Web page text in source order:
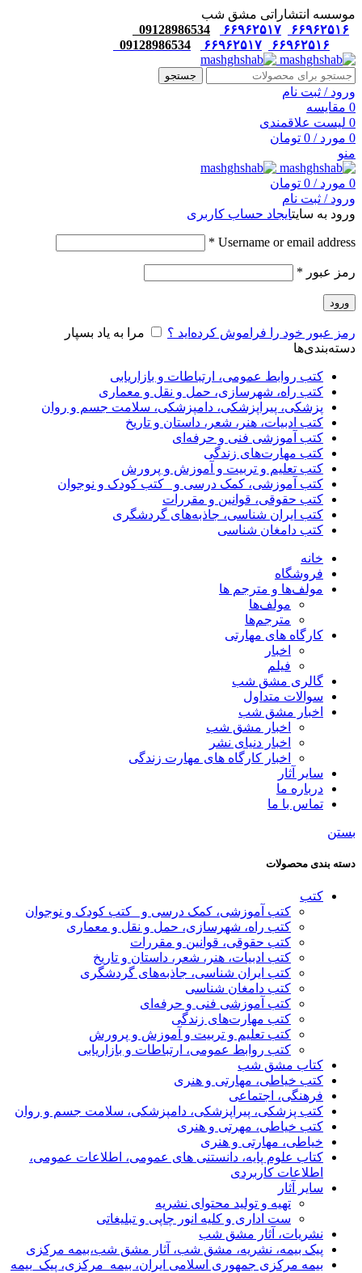
موسسه انتشاراتی مشق شب
۶۶۹۶۲۵۱۶
۶۶۹۶۲۵۱۷
09128986534
۶۶۹۶۲۵۱۶
۶۶۹۶۲۵۱۷ 09128986534
جستجو
ورود / ثبت نام
0 مقایسه
0 لیست علاقمندی
0 مورد /
0 تومان
منو
0 مورد /
0 تومان
ورود / ثبت نام
ورود به سایتایجاد حساب کاربری
Username or email address
*
رمز عبور *
ورود
رمز عبور خود را فراموش کرده‌اید ؟
مرا به یاد بسپار
دسته‌بندی‌ها
کتب روابط عمومی، ارتباطات و بازاریابی
کتب راه، شهرسازی، حمل و نقل و معماری
پزشکی، پیراپزشکی، دامپزشکی، سلامت جسم و روان
کتب ادبیات، هنر، شعر، داستان و تاریخ
کتب آموزشی فنی و حرفه‌ای
کتب مهارت‌های زندگی
کتب تعلیم و تربیت و آموزش و پرورش
کتب آموزشی، کمک درسی و _کتب کودک و نوجوان
کتب حقوقی، قوانین و مقررات
کتب ایران شناسی، جاذبه‌های گردشگری
کتب دامغان شناسی
خانه
فروشگاه
مولف‌ها و مترجم ها
مولف‌ها
مترجم‌ها
کارگاه های مهارتی
اخبار
فیلم
گالری مشق شب
سوالات متداول
اخبار مشق شب
اخبار مشق شب
اخبار دنیای نشر
اخبار کارگاه های مهارت زندگی
سایر آثار
درباره ما
تماس با ما
بستن
دسته بندی محصولات
کتب
کتب آموزشی، کمک درسی و _کتب کودک و نوجوان
کتب راه، شهرسازی، حمل و نقل و معماری
کتب حقوقی، قوانین و مقررات
کتب ادبیات، هنر، شعر، داستان و تاریخ
کتب ایران شناسی، جاذبه‌های گردشگری
کتب دامغان شناسی
کتب آموزشی فنی و حرفه‌ای
کتب مهارت‌های زندگی
کتب تعلیم و تربیت و آموزش و پرورش
کتب روابط عمومی، ارتباطات و بازاریابی
کتاب مشق شب
کتب خیاطی، مهارتی و هنری
فرهنگی، اجتماعی
کتب پزشکی، پیراپزشکی، دامپزشکی، سلامت جسم و روان
کتب خیاطی، مهرتی و هنری
خیاطی، مهارتی و هنری
کتاب علوم پایه، دانستنی های عمومی، اطلاعات عمومی،
اطلاعات کاربردی
سایر آثار
تهیه و تولید محتوای نشریه
ست اداری و کلیه انور چاپی و تبلیغاتی
نشریات، آثار مشق شب
پیک بیمه، نشریه، مشق شب، آثار مشق شب،بیمه مرکزی
بیمه مرکزی جمهوری اسلامی ایران، بیمه_مرکزی، پیک_بیمه